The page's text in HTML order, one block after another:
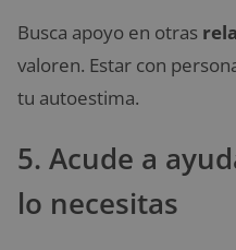
Busca apoyo en otras
valoren. Estar con
tu autoestima.
5. Acude a
lo necesitas